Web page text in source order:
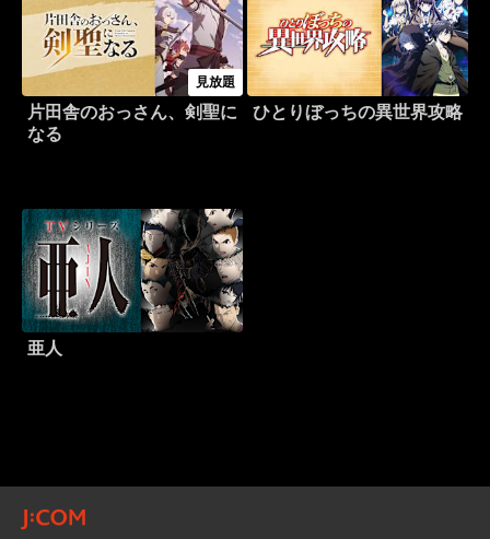
見放題
片田舎のおっさん、剣聖に
なる
ひとりぼっちの異世界攻略
亜人